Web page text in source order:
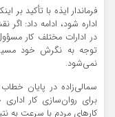
فرماندار ایذه با تأکید
اداره شود، ادامه داد: اگر
در ادارات مختلف کار
توجه به نگرش خود
نمی‌شود.
سمالی‌زاده در پایان
برای روان‌سازی کار
کارهای مردم با سرعت به